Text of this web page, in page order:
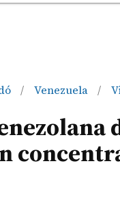
/ Venezuela /